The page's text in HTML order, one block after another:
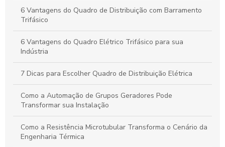
6 Vantagens do Quadro de Distribuição com Barramento
Trifásico
6 Vantagens do Quadro Elétrico Trifásico para sua
Indústria
7 Dicas para Escolher Quadro de Distribuição Elétrica
Como a Automação de Grupos Geradores Pode
Transformar sua Instalação
Como a Resistência Microtubular Transforma o Cenário da
Engenharia Térmica